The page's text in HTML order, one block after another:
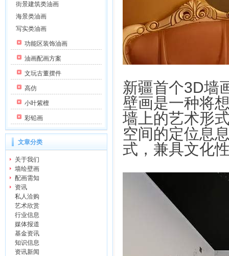
街景建筑类油画
海景类油画
写实类油画
功能区装饰油画
油画配画方案
文玩古董摆件
高仿
小叶紫檀
彩铅画
文章分类
关于我们
墙绘壁画
配画需知
资讯
私人洽购
艺术欣赏
行业信息
媒体报道
基金资讯
知识信息
资讯新闻
新疆首个3D墙
壁画是一种将
墙上的艺术形
空间的定位息
式，兼具文化